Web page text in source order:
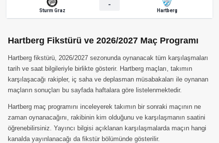
Sturm Graz
-
Hartberg
Hartberg Fikstürü ve 2026/2027 Maç Programı
Hartberg fikstürü, 2026/2027 sezonunda oynanacak tüm karşılaşmaları
tarih ve saat bilgileriyle birlikte gösterir. Hartberg maçları, takımın
karşılaşacağı rakipler, iç saha ve deplasman müsabakaları ile oynanan
maçların sonuçları bu sayfada haftalara göre listelenmektedir.
Hartberg maç programını inceleyerek takımın bir sonraki maçının ne
zaman oynanacağını, rakibinin kim olduğunu ve karşılaşmanın saatini
öğrenebilirsiniz. Yayıncı bilgisi açıklanan karşılaşmalarda maçın hangi
kanalda yayınlanacağı da fikstür bölümünde gösterilir.